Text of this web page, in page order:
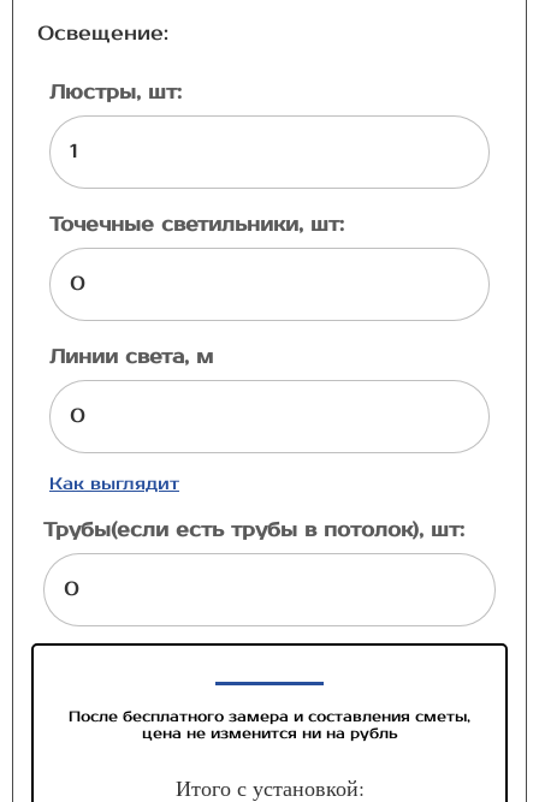
Освещение:
Люстры, шт:
Точечные светильники, шт:
Линии света, м
Как выглядит
Трубы(если есть трубы в потолок), шт:
После бесплатного замера и составления сметы,
цена не изменится ни на рубль
Итого с установкой: